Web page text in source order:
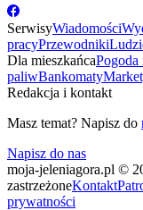
SerwisyWiadomości
pracyPrzewodniki
Dla mieszkańcaPogoda
paliwBankomaty
Redakcja i kontakt
Masz temat? Napisz do
Napisz do nas
moja-jeleniagora.pl ©
zastrzeżoneKontakt
prywatności